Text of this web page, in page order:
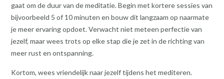
gaat om de duur van de meditatie. Begin met kortere sessies van
bijvoorbeeld 5 of 10 minuten en bouw dit langzaam op naarmate
je meer ervaring opdoet. Verwacht niet meteen perfectie van
jezelf, maar wees trots op elke stap die je zet in de richting van
meer rust en ontspanning.
Kortom, wees vriendelijk naar jezelf tijdens het mediteren.